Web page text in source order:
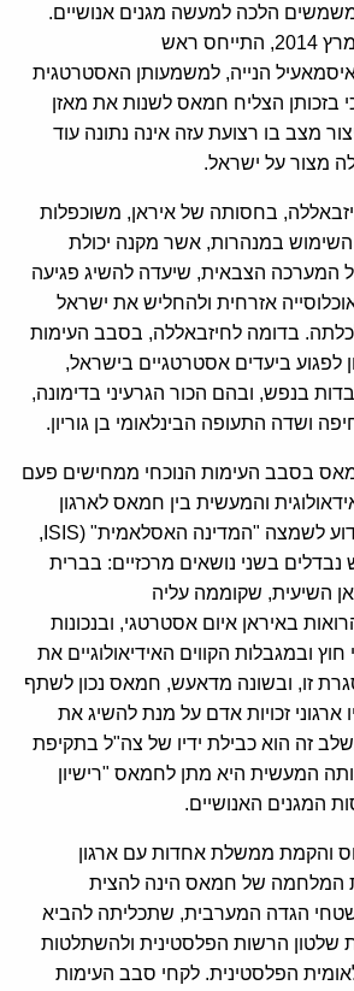
הלכה למעשה מגנים אנושיים.
בנאום שנשא ב-23 במרץ 2014, התייחס ראש
הנייה, למשמעותן האסטרטגית
בזכותן הצליח חמאס לשנות את מאזן
מצב בו רצועת עזה אינה נתונה עוד
מצור על ישראל.
בחסותה של איראן, משוכפלות
השימוש במנהרות, אשר מקנה יכולת
המערכה הצבאית, שיעדה להשיג פגיעה
אזרחית ולהחליש את ישראל
בדומה לחיזבאללה, בסבב העימות
לפגוע ביעדים אסטרטגיים בישראל,
בנפש, ובהם הכור הגרעיני בדימונה,
ושדה התעופה הבינלאומי בן גוריון.
בסבב העימות הנוכחי ממחישים פעם
והמעשית בין חמאס לארגון
האסלאמי הקיצוני והידוע לשמצה "המדינה האסלאמית" (ISIS,
בשני נושאים מרכזיים: בברית
השיעית, שקוממה עליה
באיראן איום אסטרטגי, ובנכונות
ובמגבלות הקווים האידיאולוגיים את
זו, ובשונה מדאעש, חמאס נכון לשתף
ארגוני זכויות אדם על מנת להשיג את
זה הוא כבילת ידיו של צה"ל בתקיפת
המעשית היא מתן לחמאס "רישיון
המגנים האנושיים.
והקמת ממשלת אחדות עם ארגון
של חמאס הינה להצית
הגדה המערבית, שתכליתה להביא
שלטון הרשות הפלסטינית ולהשתלטות
הפלסטינית. לקחי סבב העימות